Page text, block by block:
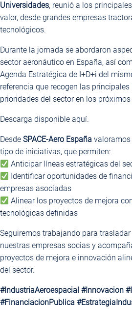
Universidades, reunió a los
valor, desde grandes empresas
tecnológicos.
Durante la jornada se abordaron
sector aeronáutico en España, así
Agenda Estratégica de I+D+i del
referencia que recogen las
prioridades del sector en los próximos
Descarga disponible aquí.
Desde SPACE-Aero España
tipo de iniciativas, que permiten:
Anticipar líneas estratégicas del
Identificar oportunidades de
empresas asociadas
Alinear los proyectos de mejora
tecnológicas definidas
Seguiremos trabajando para
nuestras empresas socias y
proyectos de mejora e innovación
del sector.
#IndustriaAeroespacial #Innovacion
#FinanciacionPublica